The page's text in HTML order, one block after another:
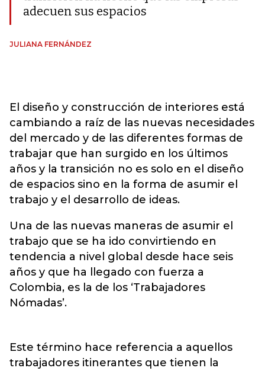
adecuen sus espacios
JULIANA FERNÁNDEZ
El diseño y construcción de interiores está
cambiando a raíz de las nuevas necesidades
del mercado y de las diferentes formas de
trabajar que han surgido en los últimos
años y la transición no es solo en el diseño
de espacios sino en la forma de asumir el
trabajo y el desarrollo de ideas.
Una de las nuevas maneras de asumir el
trabajo que se ha ido convirtiendo en
tendencia a nivel global desde hace seis
años y que ha llegado con fuerza a
Colombia, es la de los ‘Trabajadores
Nómadas’.
Este término hace referencia a aquellos
trabajadores itinerantes que tienen la